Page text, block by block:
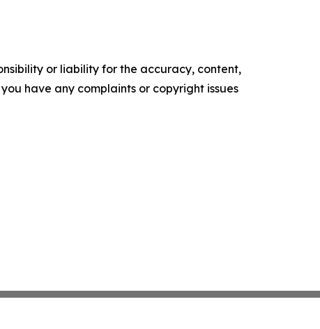
or liability for the accuracy, content,
have any complaints or copyright issues